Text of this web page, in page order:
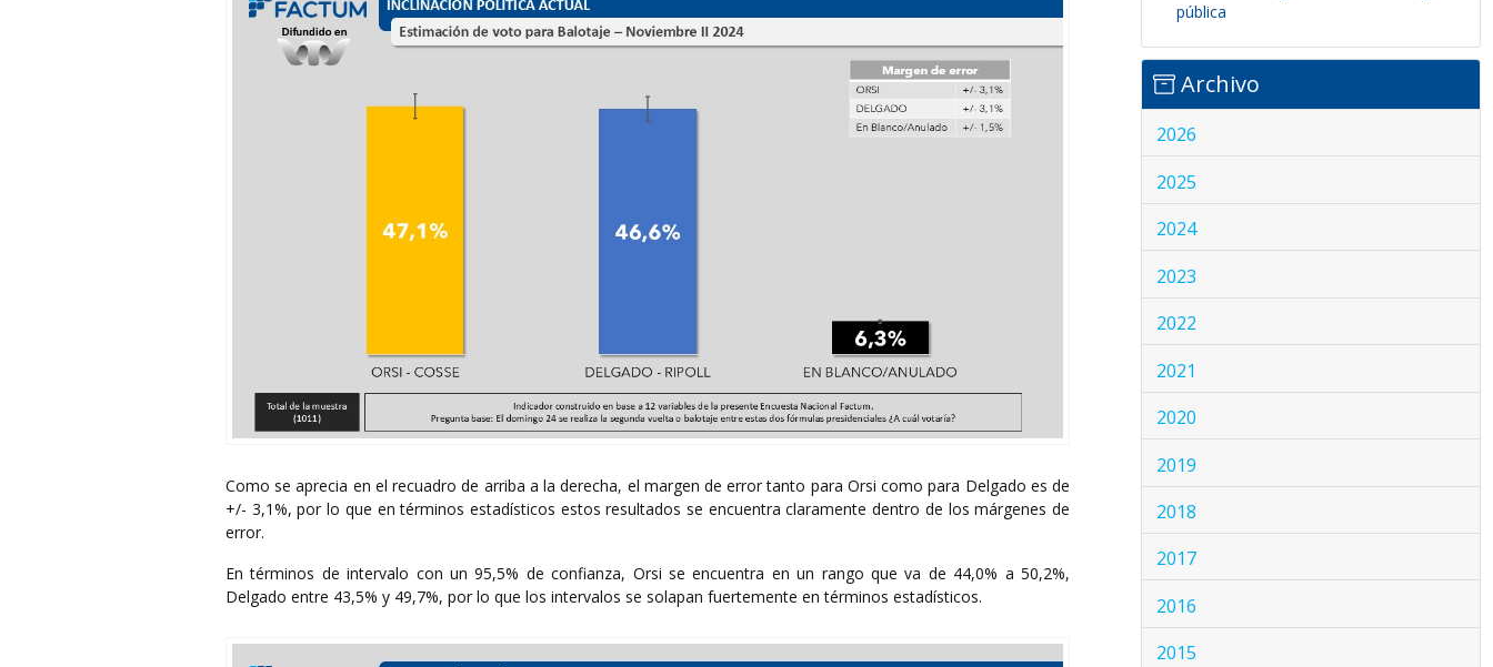
Como se aprecia en el recuadro de arriba a la derecha, el margen de error tanto para Orsi como para Delgado es de
+/- 3,1%, por lo que en términos estadísticos estos resultados se encuentra claramente dentro de los márgenes de
error.
En términos de intervalo con un 95,5% de confianza, Orsi se encuentra en un rango que va de 44,0% a 50,2%,
Delgado entre 43,5% y 49,7%, por lo que los intervalos se solapan fuertemente en términos estadísticos.
pública
Archivo
2026
2025
2024
2023
2022
2021
2020
2019
2018
2017
2016
2015